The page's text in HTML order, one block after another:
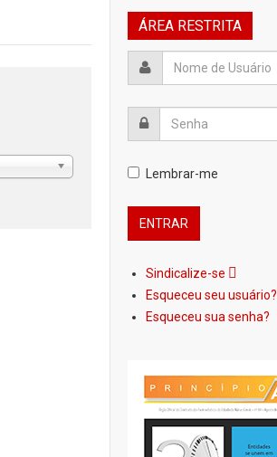
ÁREA RESTRITA
Lembrar-me
Sindicalize-se
Esqueceu seu usuário?
Esqueceu sua senha?